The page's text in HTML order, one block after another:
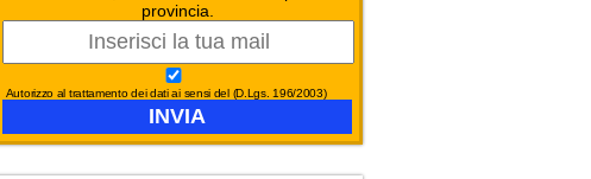
provincia.
Autorizzo al trattamento dei dati ai sensi del (D.Lgs. 196/2003)